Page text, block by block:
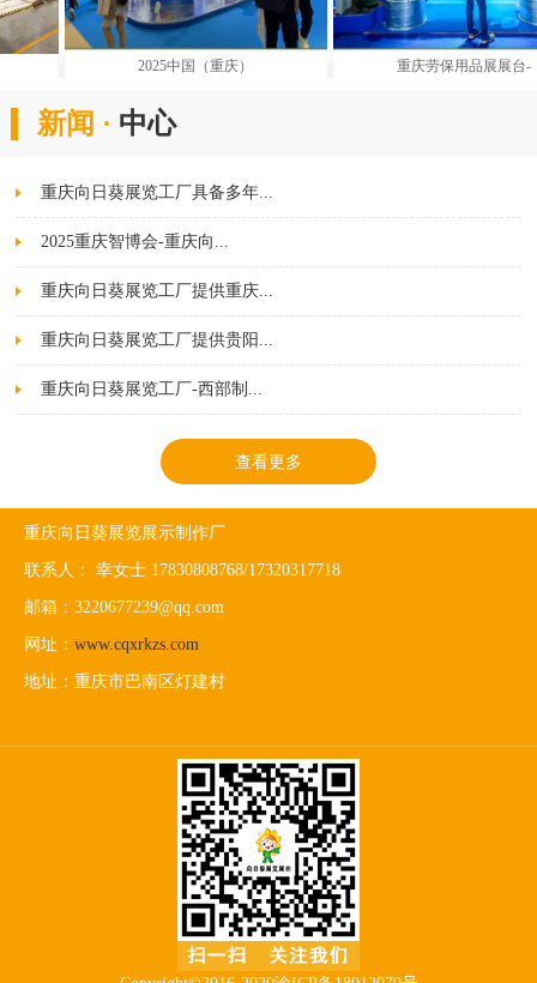
2025中国（重庆） 重庆劳保用品展展台-
新闻 · 中心
重庆向日葵展览工厂具备多年...
2025重庆智博会-重庆向...
重庆向日葵展览工厂提供重庆...
重庆向日葵展览工厂提供贵阳...
重庆向日葵展览工厂-西部制...
查看更多
重庆向日葵展览展示制作厂
联系人： 幸女士 17830808768/17320317718
邮箱：3220677239@qq.com
网址： www.cqxrkzs.com
地址：重庆市巴南区灯建村